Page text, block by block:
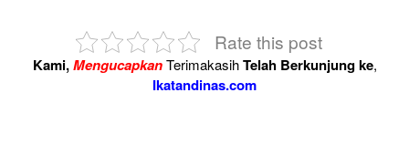
Rate this post
Kami,MengucapkanTerimakasihTelah Berkunjung ke,
Ikatandinas.com